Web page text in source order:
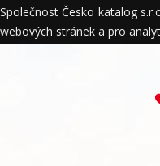
Společnost Česko katalog
webových stránek a pro